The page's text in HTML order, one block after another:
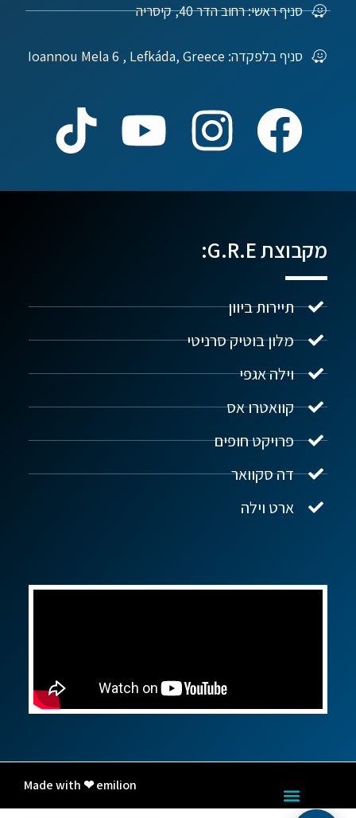
סניף ראשי: רחוב הדר 40, קיסריה
סניף בלפקדה: Ioannou Mela 6 , Lefkáda, Greece
מקבוצת G.R.E:
תיירות ביוון
מלון בוטיק סרניטי
וילה אגפי
קוואטרו אס
פרויקט חופים
דה סקוואר
ארט וילה
Made with ❤ emilion
נדל"ן ביוון G.R.E
שלום! איך אפשר לעזור?